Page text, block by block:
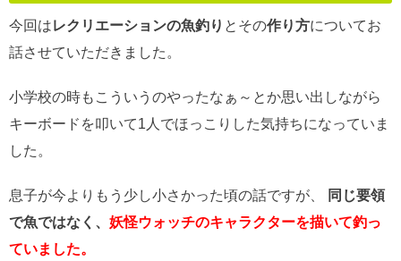
今回はレクリエーションの魚釣り とその作り方についてお
話させていただきました。
小学校の時もこういうのやったなぁ～とか思い出しながら
キーボードを叩いて1人でほっこりした気持ちになっていま
した。
息子が今よりもう少し小さかった頃の話ですが、
同じ要領
で魚ではなく、 妖怪ウォッチのキャラクターを描いて釣っ
ていました。